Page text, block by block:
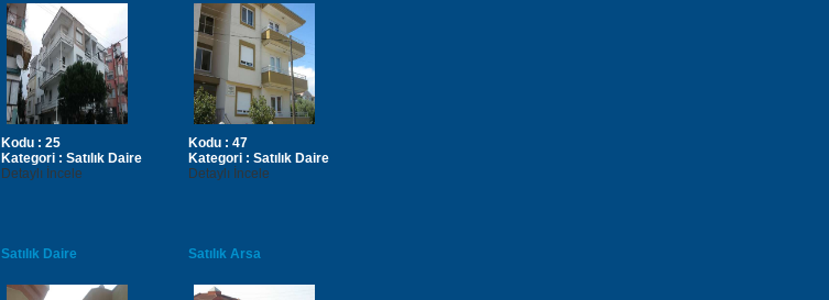
Kodu : 25
Kategori : Satılık Daire
Detaylı İncele
Kodu : 47
Kategori : Satılık Daire
Detaylı İncele
Satılık Daire Satılık Arsa